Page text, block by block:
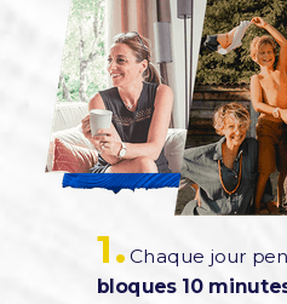
1. Chaque jour
bloques 10